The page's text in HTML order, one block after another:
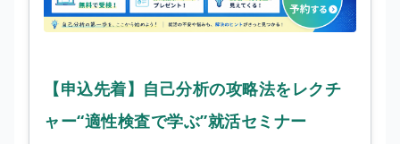
【申込先着】自己分析の攻略法をレクチ
ャー“適性検査で学ぶ”就活セミナー